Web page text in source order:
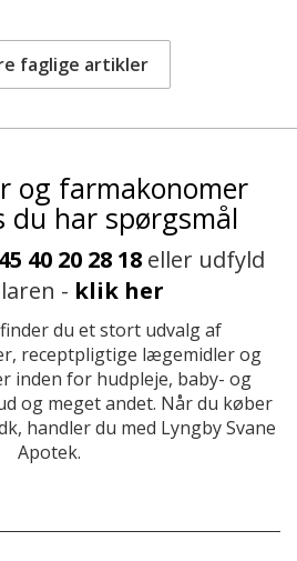
faglige artikler
og farmakonomer
du har spørgsmål
40 20 28 18eller udfyld
- klik her
du et stort udvalg af
receptpligtige lægemidler og
inden for hudpleje, baby- og
og meget andet. Når du køber
handler du med Lyngby Svane
Apotek.